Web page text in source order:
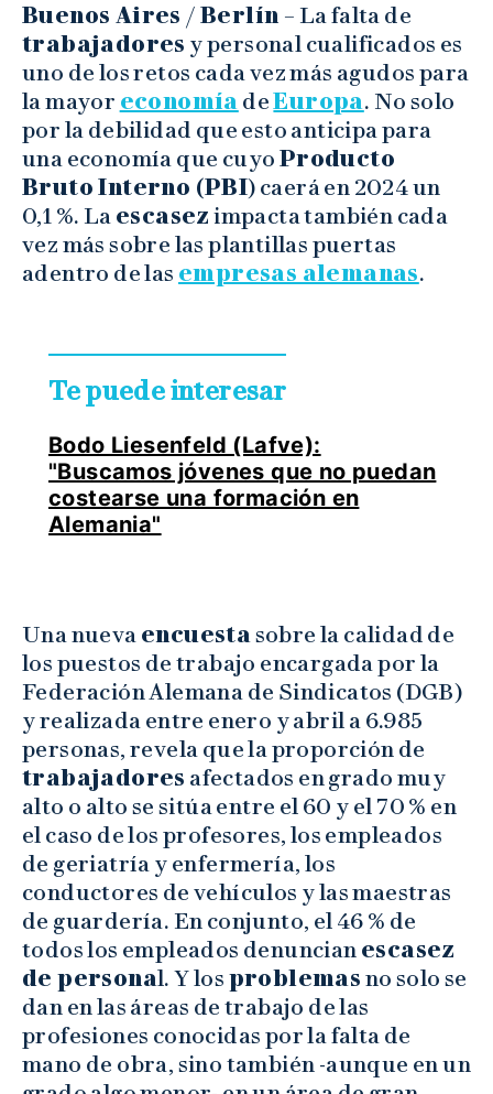
Buenos Aires / Berlín – La falta de
trabajadores y personal cualificados es
uno de los retos cada vez más agudos para
la mayor economía deEuropa. No solo
por la debilidad que esto anticipa para
una economía que cuyo Producto
Bruto Interno (PBI) caerá en 2024 un
0,1 %. La escasez impacta también cada
vez más sobre las plantillas puertas
adentro de las empresas alemanas.
Te puede interesar
Bodo Liesenfeld (Lafve):
"Buscamos jóvenes que no puedan
costearse una formación en
Alemania"
Una nueva encuestasobre la calidad de
los puestos de trabajo encargada por la
Federación Alemana de Sindicatos (DGB)
y realizada entre enero y abril a 6.985
personas, revela que la proporción de
trabajadores afectados en grado muy
alto o alto se sitúa entre el 60 y el 70 % en
el caso de los profesores, los empleados
de geriatría y enfermería, los
conductores de vehículos y las maestras
de guardería. En conjunto, el 46 % de
todos los empleados denuncian escasez
de personal. Y los problemas no solo se
dan en las áreas de trabajo de las
profesiones conocidas por la falta de
mano de obra, sino también -aunque en un